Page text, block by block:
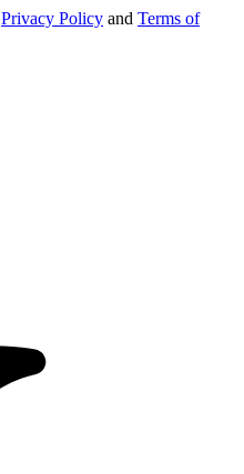
Privacy Policy and Terms of